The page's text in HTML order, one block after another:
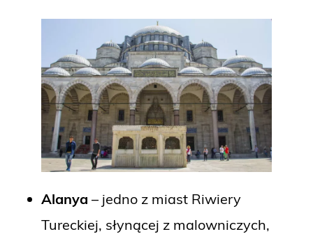
Alanya – jedno z miast Riwiery
Tureckiej, słynącej z malowniczych,